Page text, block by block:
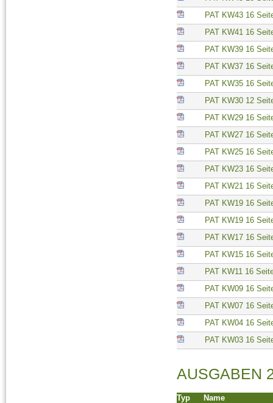
PAT KW43 16
PAT KW41 16
PAT KW39 16
PAT KW37 16
PAT KW35 16
PAT KW30 12
PAT KW29 16
PAT KW27 16
PAT KW25 16
PAT KW23 16
PAT KW21 16
PAT KW19 16
PAT KW19 16
PAT KW17 16
PAT KW15 16
PAT KW11 16
PAT KW09 16
PAT KW07 16
PAT KW04 16
PAT KW03 16
AUSGABEN
Typ
Name